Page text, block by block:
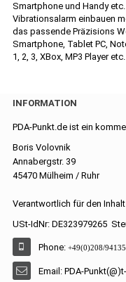
Smartphone und Handy
Vibrationsalarm einbauen
das passende Präzisions
Smartphone, Tablet PC,
1, 2, 3, XBox, MP3 Player etc.
INFORMATION
PDA-Punkt.de ist ein
Boris Volovnik
Annabergstr. 39
45470 Mülheim / Ruhr
Verantwortlich für den
USt-IdNr: DE323979265
Phone: +49(0)208/
Email: PDA-